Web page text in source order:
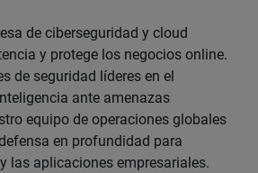
de ciberseguridad y cloud
y protege los negocios online.
de seguridad líderes en el
ante amenazas
equipo de operaciones globales
en profundidad para
las aplicaciones empresariales.